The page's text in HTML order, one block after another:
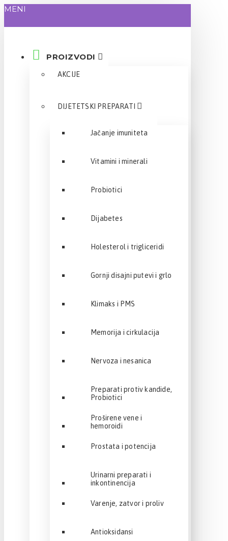
MENI
PROIZVODI
AKCIJE
DIJETETSKI PREPARATI
Jačanje imuniteta
Vitamini i minerali
Probiotici
Dijabetes
Holesterol i trigliceridi
Gornji disajni putevi i grlo
Klimaks i PMS
Memorija i cirkulacija
Nervoza i nesanica
Preparati protiv kandide,
Probiotici
Proširene vene i
hemoroidi
Prostata i potencija
Urinarni preparati i
inkontinencija
Varenje, zatvor i proliv
Antioksidansi